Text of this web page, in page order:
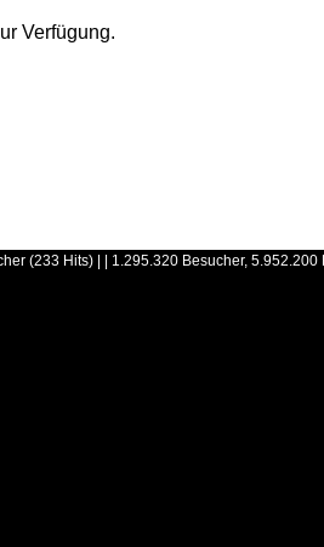
Verfügung.
(233 Hits) | | 1.295.320 Besucher, 5.952.200